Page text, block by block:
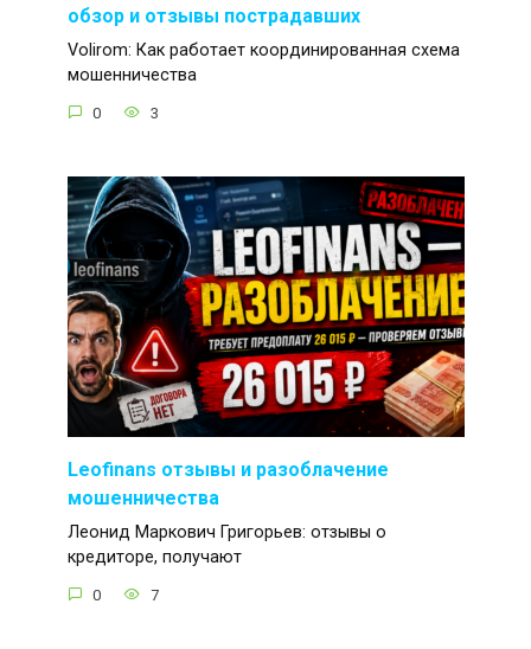
обзор и отзывы пострадавших
Volirom: Как работает координированная схема
мошенничества
0 3
Leofinans отзывы и разоблачение
мошенничества
Леонид Маркович Григорьев: отзывы о
кредиторе, получают
0 7